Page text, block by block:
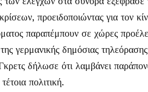
προειδοποιώντας για τον
παραπέμπουν σε χώρες
γερμανικής δημόσιας
δήλωσε ότι λαμβάνει
πολιτική.